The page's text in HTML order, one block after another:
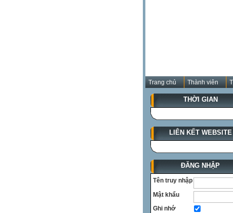
Trang chủ Thành viên
THỜI GIAN
LIÊN KẾT WEBSITE
ĐĂNG NHẬP
Tên truy nhập
Mật khẩu
Ghi nhớ